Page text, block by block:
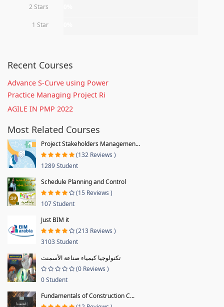
2 Stars
1 Star
Recent Courses
Advance S-Curve using Power
Practice Managing Project Ri
AGILE IN PMP 2022
Most Related Courses
Project Stakeholders Managemen...
(132 Reviews )
1289 Student
Schedule Planning and Control
(15 Reviews )
107 Student
Just BIM it
(213 Reviews )
3103 Student
تكنولوجيا كيمياء صناعة الأسمنت
(0 Reviews )
0 Student
Fundamentals of Construction C...